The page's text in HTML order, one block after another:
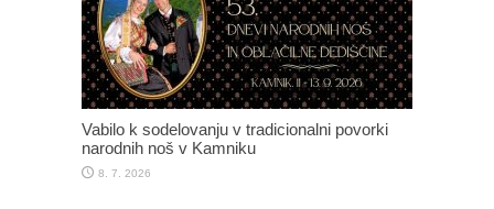
Vabilo k sodelovanju v tradicionalni povorki
narodnih noš v Kamniku
8. 7. 2026